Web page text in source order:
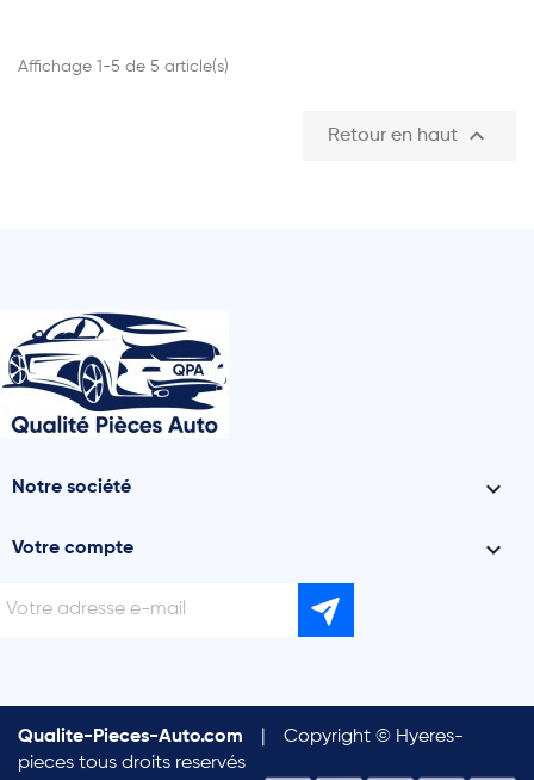
Affichage 1-5 de 5 article(s)
Retour en haut 
Notre société 
Votre compte 
Qualite-Pieces-Auto.com
Copyright © Hyeres-
pieces tous droits reservés